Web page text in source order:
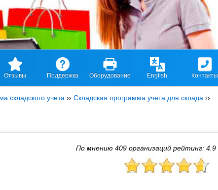
Отзывы Поддержка Оборудование English Контакты
складского учета ›› Складская программа учета для склада ››
По мнению 409 организаций рейтинг: 4.9